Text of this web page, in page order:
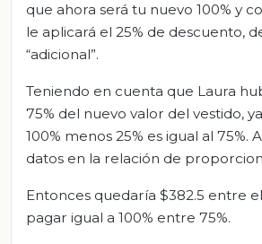
que ahora será tu nuevo 100% y
le aplicará el 25% de descuento,
“adicional”.
Teniendo en cuenta que Laura
75% del nuevo valor del vestido,
100% menos 25% es igual al 75%.
datos en la relación de
Entonces quedaría $382.5 entre
pagar igual a 100% entre 75%.